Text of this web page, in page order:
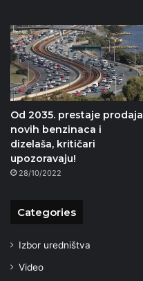
Od 2035. prestaje prodaja
novih benzinaca i
dizelaša, kritičari
upozoravaju!
28/10/2022
Categories
Izbor uredništva
Video